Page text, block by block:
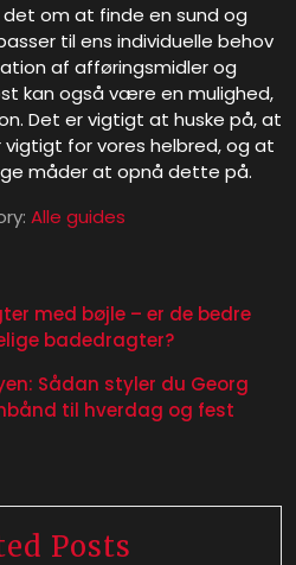
om at finde en sund og
til ens individuelle behov
af afføringsmidler og
kan også være en mulighed,
Det er vigtigt at huske på, at
for vores helbred, og at
måder at opnå dette på.
Alle guides
med bøjle – er de bedre
badedragter?
Sådan styler du Georg
til hverdag og fest
Posts